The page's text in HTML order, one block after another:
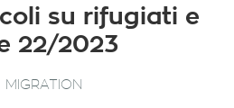
su rifugiati e
22/2023
MIGRATION